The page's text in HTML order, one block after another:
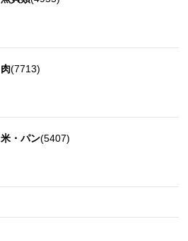
肉(7713)
米・パン(5407)